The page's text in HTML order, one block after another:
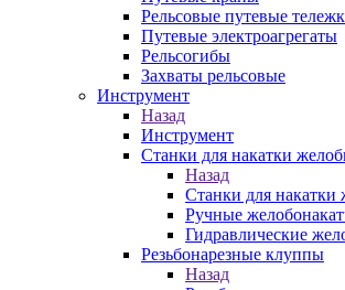
Рельсовые путевые
Путевые электроагрегаты
Рельсогибы
Захваты рельсовые
Инструмент
Назад
Инструмент
Станки для накатки
Назад
Станки для накатки
Ручные
Гидравлические
Резьбонарезные клуппы
Назад